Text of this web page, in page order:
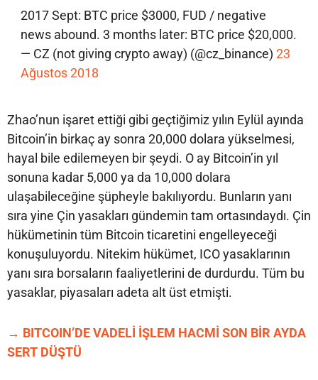
2017 Sept: BTC price $3000, FUD / negative
news abound. 3 months later: BTC price $20,000.
— CZ (not giving crypto away) (@cz_binance) 23
Ağustos 2018
Zhao’nun işaret ettiği gibi geçtiğimiz yılın Eylül ayında
Bitcoin’in birkaç ay sonra 20,000 dolara yükselmesi,
hayal bile edilemeyen bir şeydi. O ay Bitcoin’in yıl
sonuna kadar 5,000 ya da 10,000 dolara
ulaşabileceğine şüpheyle bakılıyordu. Bunların yanı
sıra yine Çin yasakları gündemin tam ortasındaydı. Çin
hükümetinin tüm Bitcoin ticaretini engelleyeceği
konuşuluyordu. Nitekim hükümet, ICO yasaklarının
yanı sıra borsaların faaliyetlerini de durdurdu. Tüm bu
yasaklar, piyasaları adeta alt üst etmişti.
→ BITCOIN’DE VADELİ İŞLEM HACMİ SON BİR AYDA
SERT DÜŞTÜ